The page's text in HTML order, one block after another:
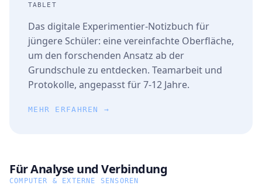
TABLET
Das digitale Experimentier-Notizbuch für
jüngere Schüler: eine vereinfachte Oberfläche,
um den forschenden Ansatz ab der
Grundschule zu entdecken. Teamarbeit und
Protokolle, angepasst für 7-12 Jahre.
MEHR ERFAHREN →
Für Analyse und Verbindung
COMPUTER & EXTERNE SENSOREN